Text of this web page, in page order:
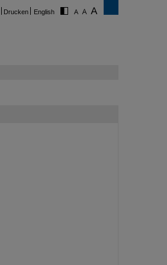
Drucken English